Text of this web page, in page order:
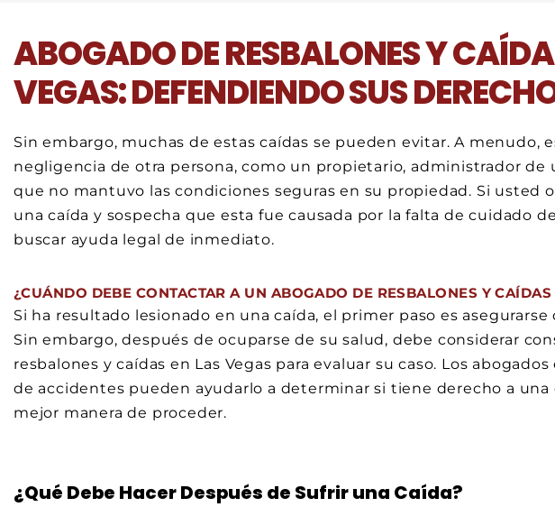
ABOGADO DE RESBALONES Y
VEGAS: DEFENDIENDO SUS
Sin embargo, muchas de estas caídas se pueden evitar. A menudo,
negligencia de otra persona, como un propietario, administrador de
que no mantuvo las condiciones seguras en su propiedad. Si usted
una caída y sospecha que esta fue causada por la falta de cuidado
buscar ayuda legal de inmediato.
¿CUÁNDO DEBE CONTACTAR A UN ABOGADO DE RESBALONES Y
Si ha resultado lesionado en una caída, el primer paso es
Sin embargo, después de ocuparse de su salud, debe considerar
resbalones y caídas en Las Vegas para evaluar su caso. Los
de accidentes pueden ayudarlo a determinar si tiene derecho a una
mejor manera de proceder.
¿Qué Debe Hacer Después de Sufrir una Caída?